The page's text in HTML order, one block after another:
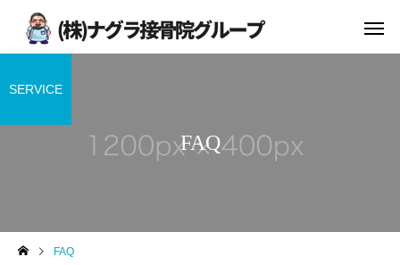
FAQ
SERVICE
FAQ